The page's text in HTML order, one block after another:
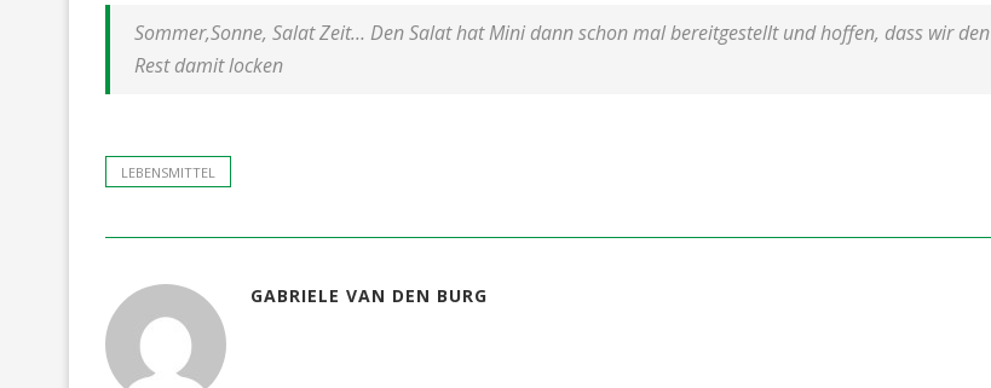
Sommer,Sonne, Salat Zeit… Den Salat hat Mini dann schon mal bereitgestellt und hoffen, dass wir den
Rest damit locken
LEBENSMITTEL
GABRIELE VAN DEN BURG